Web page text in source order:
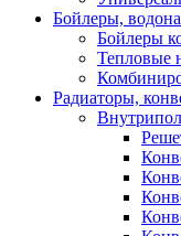
Бойлеры,
Бойлеры
Тепловые
Радиаторы,